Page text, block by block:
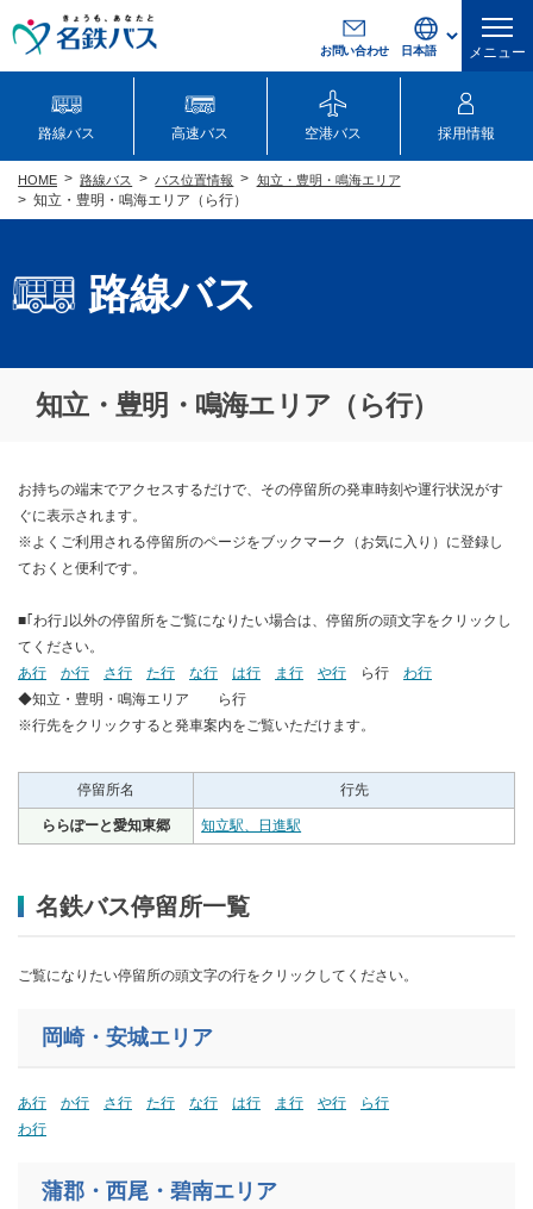
お問い合わせ メニュー
路線バス 高速バス 空港バス 採用情報
路線バス
HOME 路線バス バス位置情報 知立・豊明・鳴海エリア
知立・豊明・鳴海エリア（ら行）
知立・豊明・鳴海エリア（ら行）
お持ちの端末でアクセスするだけで、その停留所の発車時刻や運行状況がす
ぐに表示されます。
※よくご利用される停留所のページをブックマーク（お気に入り）に登録し
ておくと便利です。
■｢わ行｣以外の停留所をご覧になりたい場合は、停留所の頭文字をクリックし
てください。
あ行
か行 さ行 た行 な行 は行 ま行 や行 ら行 わ行
◆知立・豊明・鳴海エリア ら行
※行先をクリックすると発車案内をご覧いただけます。
停留所名 行先
ららぽーと愛知東郷 知立駅、日進駅
名鉄バス停留所一覧
ご覧になりたい停留所の頭文字の行をクリックしてください。
岡崎・安城エリア
あ行 か行 さ行 た行 な行 は行 ま行 や行
ら行
わ行
蒲郡 ・西尾・碧南エリア